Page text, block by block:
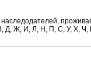
В, Д, Ж, И, Л, Н, П, С, У, Х,